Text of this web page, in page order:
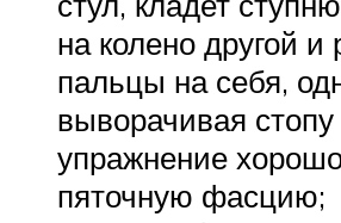
на колено другой и
пальцы на себя,
выворачивая
упражнение
пяточную фасцию;